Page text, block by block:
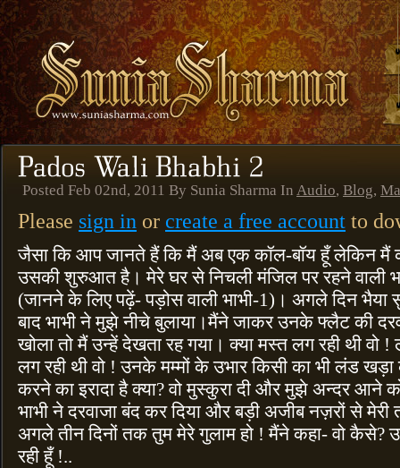
Posted Feb 02nd, 2011 By Sunia Sharma In Audio, Blog,
Please sign in or create a free account to
जैसा कि आप जानते हैं कि मैं अब एक कॉल-बॉय हूँ लेकिन मैं
उसकी शुरुआत है। मेरे घर से निचली मंजिल पर रहने वाली
(जानने के लिए पढ़ें- पड़ोस वाली भाभी-1)। अगले दिन
बाद भाभी ने मुझे नीचे बुलाया।मैंने जाकर उनके फ्लैट की
खोला तो मैं उन्हें देखता रह गया। क्या मस्त लग रही थी वो
लग रही थी वो ! उनके मम्मों के उभार किसी का भी लंड
करने का इरादा है क्या? वो मुस्कुरा दी और मुझे अन्दर
भाभी ने दरवाजा बंद कर दिया और बड़ी अजीब नज़रों से
अगले तीन दिनों तक तुम मेरे गुलाम हो ! मैंने कहा- वो कैसे?
रही हूँ !..